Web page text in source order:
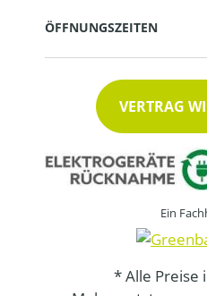
ÖFFNUNGSZEITEN
VERTRAG
Ein
* Alle Preise